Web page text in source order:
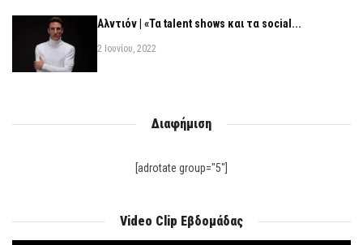
Αλντιόν | «Τα talent shows και τα social...
2 Ιουνίου, 2022
Διαφήμιση
[adrotate group="5"]
Video Clip Εβδομάδας